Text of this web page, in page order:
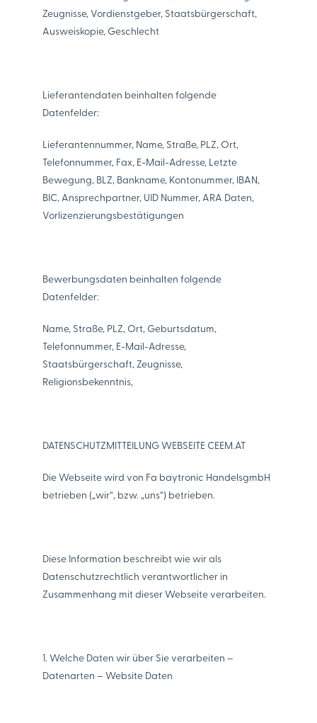
Zeugnisse, Vordienstgeber, Staatsbürgerschaft,
Ausweiskopie, Geschlecht
Lieferantendaten beinhalten folgende
Datenfelder:
Lieferantennummer, Name, Straße, PLZ, Ort,
Telefonnummer, Fax, E-Mail-Adresse, Letzte
Bewegung, BLZ, Bankname, Kontonummer, IBAN,
BIC, Ansprechpartner, UID Nummer, ARA Daten,
Vorlizenzierungsbestätigungen
Bewerbungsdaten beinhalten folgende
Datenfelder:
Name, Straße, PLZ, Ort, Geburtsdatum,
Telefonnummer, E-Mail-Adresse,
Staatsbürgerschaft, Zeugnisse,
Religionsbekenntnis,
DATENSCHUTZMITTEILUNG WEBSEITE CEEM.AT
Die Webseite wird von Fa baytronic HandelsgmbH
betrieben („wir“, bzw. „uns“) betrieben.
Diese Information beschreibt wie wir als
Datenschutzrechtlich verantwortlicher in
Zusammenhang mit dieser Webseite verarbeiten.
1. Welche Daten wir über Sie verarbeiten –
Datenarten – Website Daten